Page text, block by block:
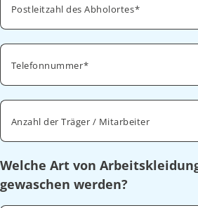
Postleitzahl des Abholortes
Telefonnummer
Anzahl der Träger / Mitarbeiter
Welche Art von
gewaschen werden?